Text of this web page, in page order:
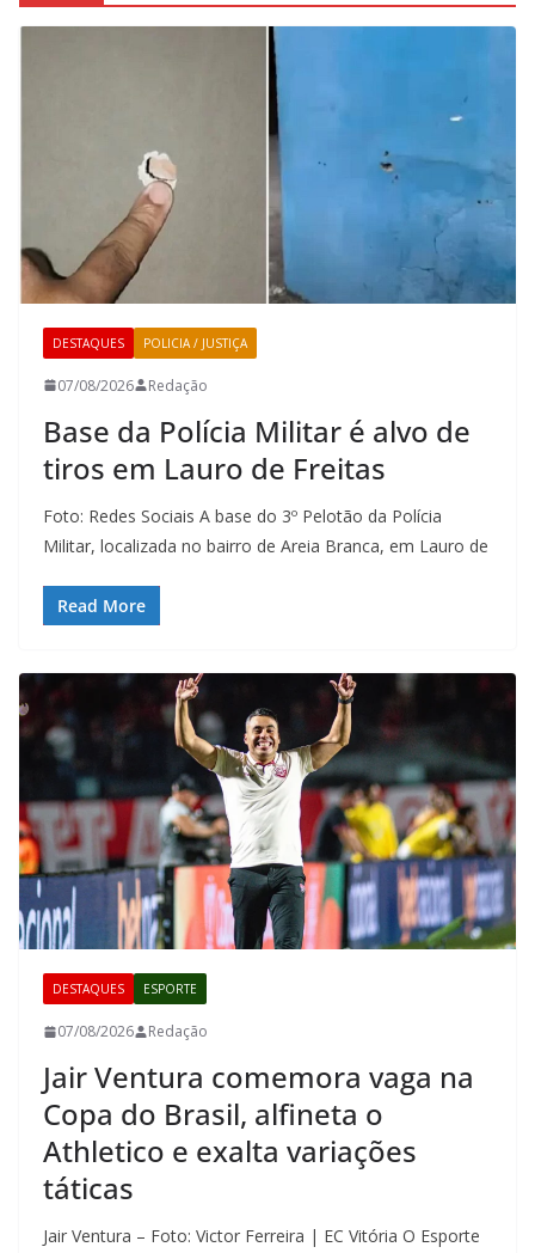
DESTAQUES POLICIA / JUSTIÇA
07/08/2026 Redação
Base da Polícia Militar é alvo de
tiros em Lauro de Freitas
Foto: Redes Sociais A base do 3º Pelotão da Polícia
Militar, localizada no bairro de Areia Branca, em Lauro de
Read More
DESTAQUES ESPORTE
07/08/2026 Redação
Jair Ventura comemora vaga na
Copa do Brasil, alfineta o
Athletico e exalta variações
táticas
Jair Ventura – Foto: Victor Ferreira | EC Vitória O Esporte